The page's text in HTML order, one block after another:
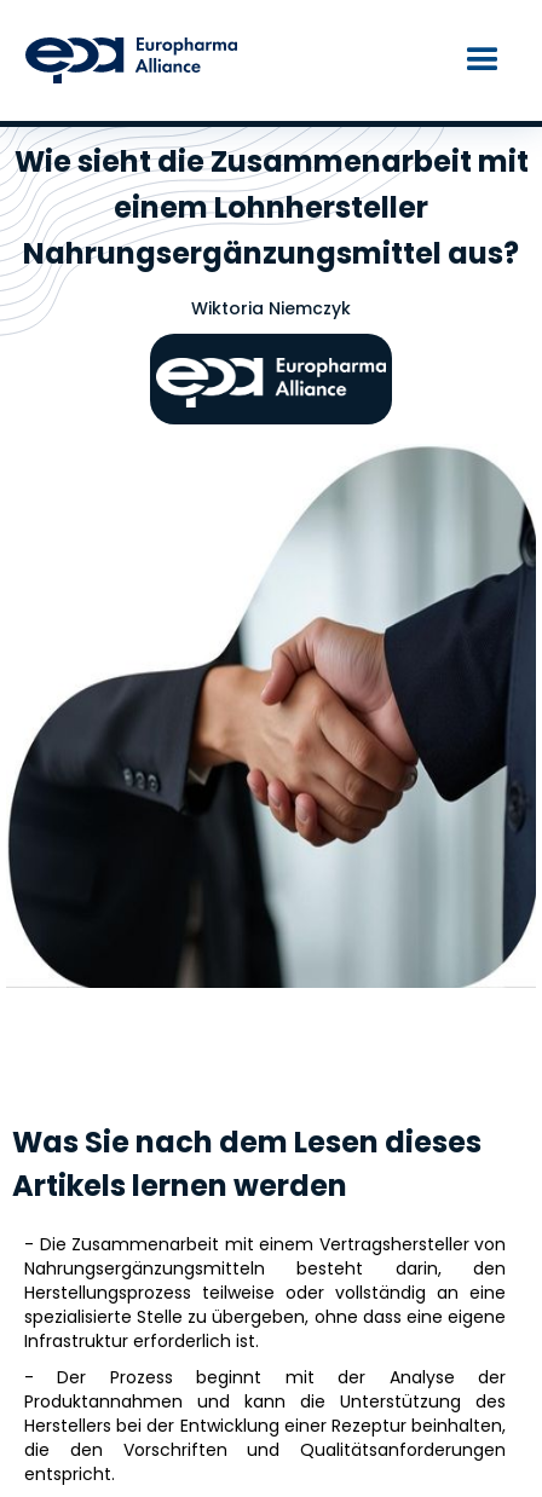
Wie sieht die Zusammenarbeit mit
einem Lohnhersteller
Nahrungsergänzungsmittel aus?
Wiktoria Niemczyk
Was Sie nach dem Lesen dieses
Artikels lernen werden
- Die Zusammenarbeit mit einem Vertragshersteller von
Nahrungsergänzungsmitteln besteht darin, den
Herstellungsprozess teilweise oder vollständig an eine
spezialisierte Stelle zu übergeben, ohne dass eine eigene
Infrastruktur erforderlich ist.
- Der Prozess beginnt mit der Analyse der
Produktannahmen und kann die Unterstützung des
Herstellers bei der Entwicklung einer Rezeptur beinhalten,
die den Vorschriften und Qualitätsanforderungen
entspricht.